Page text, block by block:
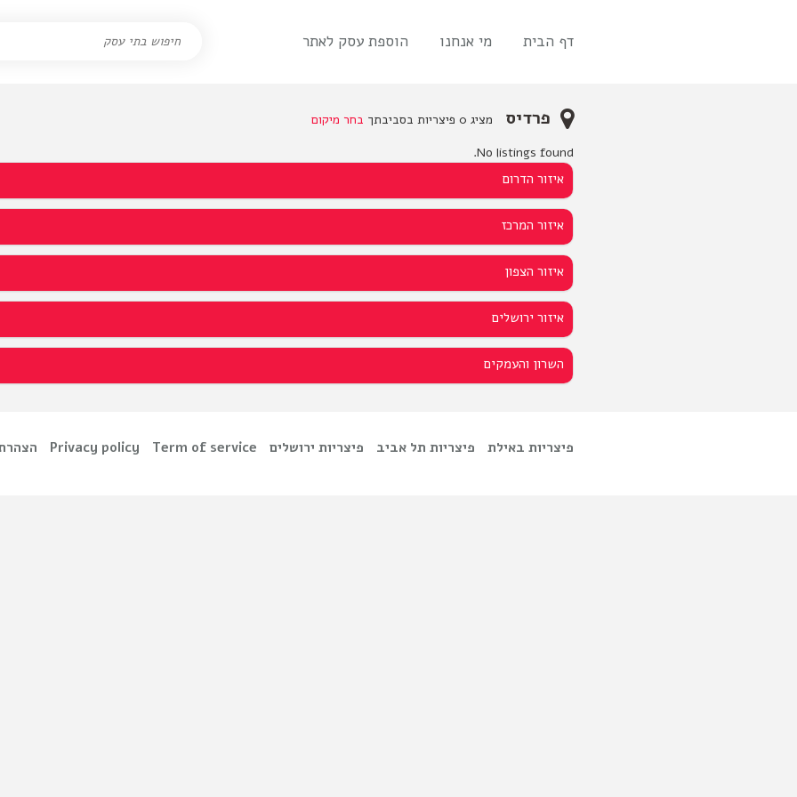
דף הבית מי אנחנו הוספת עסק לאתר
פרדיס מציג 0 פיצריות בסביבתך
בחר מיקום
No listings found.
איזור הדרום
איזור המרכז
איזור הצפון
איזור ירושלים
השרון והעמקים
פיצריות באילת פיצריות תל אביב פיצריות ירושלים Term of service
Privacy policy